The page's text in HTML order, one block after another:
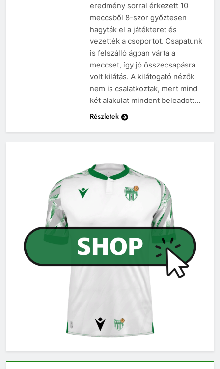
eredmény sorral érkezett 10
meccsből 8-szor győztesen
hagyták el a játékteret és
vezették a csoportot. Csapatunk
is felszálló ágban várta a
meccset, így jó összecsapásra
volt kilátás. A kilátogató nézők
nem is csalatkoztak, mert mind
két alakulat mindent beleadott…
Részletek